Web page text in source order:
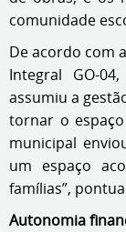
comunidade
De acordo com
Integral GO-
assumiu a
tornar o
municipal
um espaço
famílias”,
Autonomia